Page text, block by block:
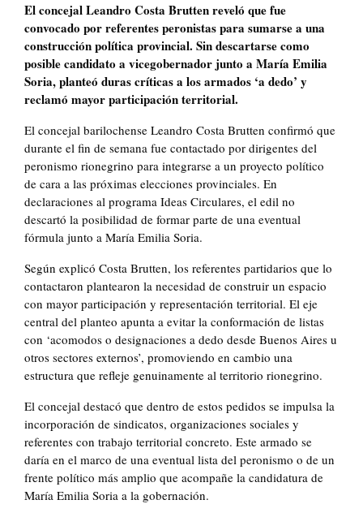
El concejal Leandro Costa Brutten reveló que fue
convocado por referentes peronistas para sumarse a una
construcción política provincial. Sin descartarse como
posible candidato a vicegobernador junto a María Emilia
Soria, planteó duras críticas a los armados ‘a dedo’ y
reclamó mayor participación territorial.
El concejal barilochense Leandro Costa Brutten confirmó que
durante el fin de semana fue contactado por dirigentes del
peronismo rionegrino para integrarse a un proyecto político
de cara a las próximas elecciones provinciales. En
declaraciones al programa Ideas Circulares, el edil no
descartó la posibilidad de formar parte de una eventual
fórmula junto a María Emilia Soria.
Según explicó Costa Brutten, los referentes partidarios que lo
contactaron plantearon la necesidad de construir un espacio
con mayor participación y representación territorial. El eje
central del planteo apunta a evitar la conformación de listas
con ‘acomodos o designaciones a dedo desde Buenos Aires u
otros sectores externos’, promoviendo en cambio una
estructura que refleje genuinamente al territorio rionegrino.
El concejal destacó que dentro de estos pedidos se impulsa la
incorporación de sindicatos, organizaciones sociales y
referentes con trabajo territorial concreto. Este armado se
daría en el marco de una eventual lista del peronismo o de un
frente político más amplio que acompañe la candidatura de
María Emilia Soria a la gobernación.